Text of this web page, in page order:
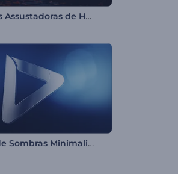
Animações Assustadoras de Halloween
Abertura de Sombras Minimalistas